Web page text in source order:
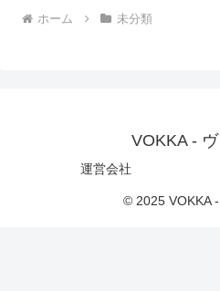
ホーム 未分類
VOKKA -
運営会社
© 2025 VOKKA -